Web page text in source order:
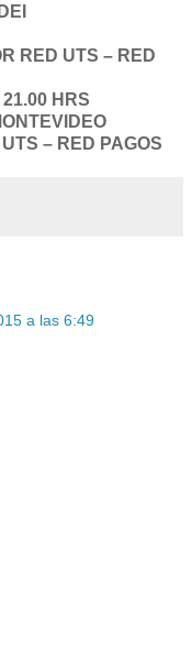
RED UTS – RED
HRS
– RED PAGOS
a las 6:49